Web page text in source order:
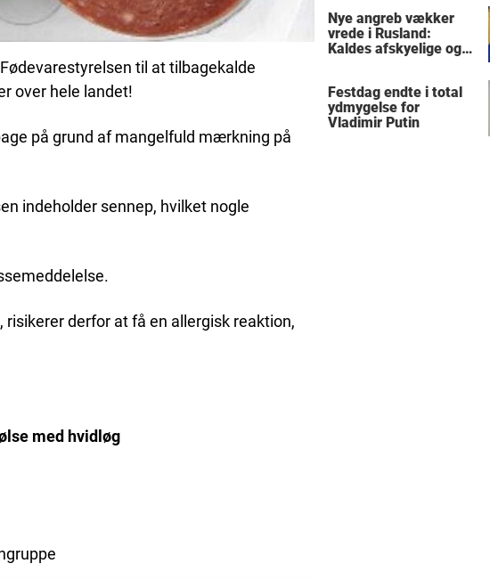
til at tilbagekalde
over hele landet!
på grund af mangelfuld mærkning på
indeholder sennep, hvilket nogle
derfor at få en allergisk reaktion,
med hvidløg
Nye angreb vækker
vrede i Rusland:
Kaldes afskyelige og
Festdag endte i total
ydmygelse for
Vladimir Putin